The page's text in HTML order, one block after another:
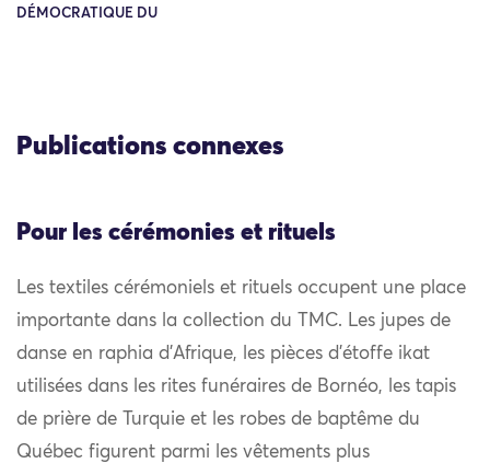
DÉMOCRATIQUE DU
Publications connexes
Pour les cérémonies et rituels
Les textiles cérémoniels et rituels occupent une place
importante dans la collection du TMC. Les jupes de
danse en raphia d’Afrique, les pièces d’étoffe ikat
utilisées dans les rites funéraires de Bornéo, les tapis
de prière de Turquie et les robes de baptême du
Québec figurent parmi les vêtements plus